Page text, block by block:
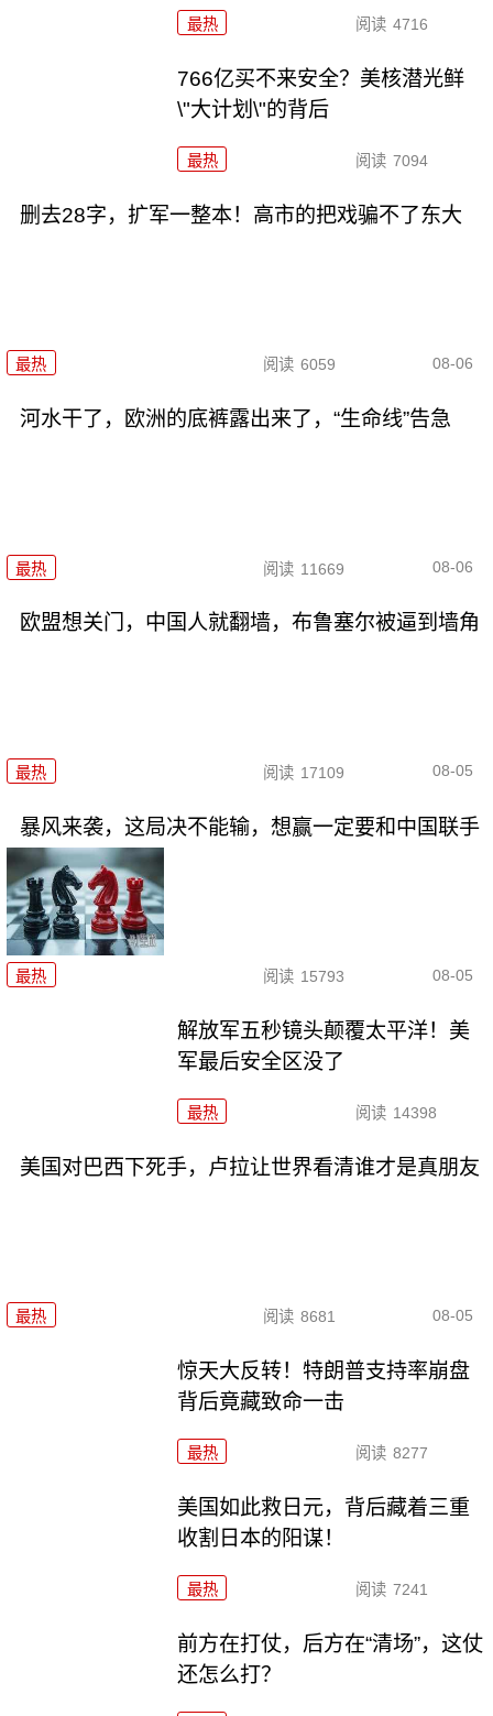
最热 阅读 4716
766亿买不来安全？美核潜光鲜
\"大计划\"的背后
最热 阅读 7094
删去28字，扩军一整本！高市的把戏骗不了东大
最热 阅读 6059 08-06
河水干了，欧洲的底裤露出来了，“生命线”告急
最热 阅读 11669 08-06
欧盟想关门，中国人就翻墙，布鲁塞尔被逼到墙角
最热 阅读 17109 08-05
暴风来袭，这局决不能输，想赢一定要和中国联手
最热 阅读 15793 08-05
解放军五秒镜头颠覆太平洋！美
军最后安全区没了
最热 阅读 14398
美国对巴西下死手，卢拉让世界看清谁才是真朋友
最热 阅读 8681 08-05
惊天大反转！特朗普支持率崩盘
背后竟藏致命一击
最热 阅读 8277
美国如此救日元，背后藏着三重
收割日本的阳谋！
最热 阅读 7241
前方在打仗，后方在“清场”，这仗
还怎么打？